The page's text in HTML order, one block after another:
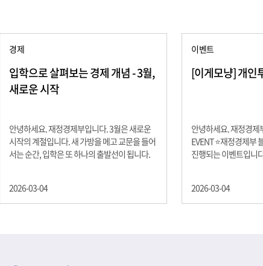
경제
입학으로 살펴보는 경제 개념 - 3월,
새로운 시작
안녕하세요. 재정경제부입니다. 3월은 새로운
시작의 계절입니다. 새 가방을 메고 교문을 들어
서는 순간, 입학은 또 하나의 출발선이 됩니다.
음이기도 합니다. 입학이라는 순간을 경제의 시
각으로 바라보면, 우리는 한 가지 중요한 개념을
2026-03-04
이벤트
[이게모냥] 개인
안녕하세요. 재정경제
EVENT ⭐재정경제부
진행되는 이벤트입니
자용 국채를 3월에는
억원 확대합니다.
2026-03-04